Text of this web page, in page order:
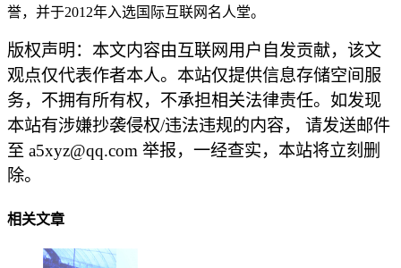
誉，并于2012年入选国际互联网名人堂。
版权声明：本文内容由互联网用户自发贡献，该文
观点仅代表作者本人。本站仅提供信息存储空间服
务，不拥有所有权，不承担相关法律责任。如发现
本站有涉嫌抄袭侵权/违法违规的内容， 请发送邮件
至 a5xyz@qq.com 举报，一经查实，本站将立刻删
除。
相关文章